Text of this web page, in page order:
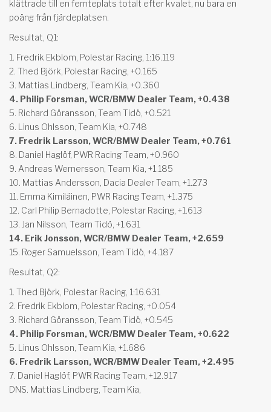
klättrade till en femteplats totalt efter kvalet, nu bara en
poäng från fjärdeplatsen.
Resultat, Q1:
1. Fredrik Ekblom, Polestar Racing, 1:16.119
2. Thed Björk, Polestar Racing, +0.165
3. Mattias Lindberg, Team Kia, +0.360
4. Philip Forsman, WCR/BMW Dealer Team, +0.438
5. Richard Göransson, Team Tidö, +0.521
6. Linus Ohlsson, Team Kia, +0.748
7. Fredrik Larsson, WCR/BMW Dealer Team, +0.761
8. Daniel Haglöf, PWR Racing Team, +0.960
9. Andreas Wernersson, Team Kia, +1.185
10. Mattias Andersson, Dacia Dealer Team, +1.273
11. Emma Kimiläinen, PWR Racing Team, +1.375
12. Carl Philip Bernadotte, Polestar Racing, +1.613
13. Jan Nilsson, Team Tidö, +1.631
14. Erik Jonsson, WCR/BMW Dealer Team, +2.659
15. Roger Samuelsson, Team Tidö, +4.187
Resultat, Q2:
1. Thed Björk, Polestar Racing, 1:16.631
2. Fredrik Ekblom, Polestar Racing, +0.054
3. Richard Göransson, Team Tidö, +0.545
4. Philip Forsman, WCR/BMW Dealer Team, +0.622
5. Linus Ohlsson, Team Kia, +1.686
6. Fredrik Larsson, WCR/BMW Dealer Team, +2.495
7. Daniel Haglöf, PWR Racing Team, +12.917
DNS. Mattias Lindberg, Team Kia,